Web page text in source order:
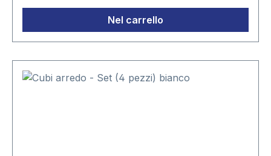
Dimensione 1 = 20 x 20 x 19 cmDimensione 2 =
30 x 30 x 23 cmDimensione 3 = 40 x 40 x 27
cmDimensione 4 = 50 x 50 x 31 cm
Nel carrello